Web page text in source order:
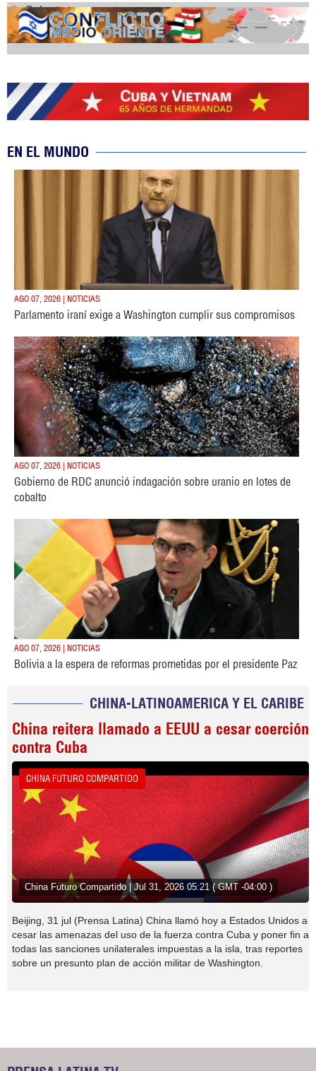
Cobertura
EN EL MUNDO
AGO 07, 2026 | NOTICIAS
Parlamento iraní exige a Washington cumplir sus compromisos
AGO 07, 2026 | NOTICIAS
Gobierno de RDC anunció indagación sobre uranio en lotes de
cobalto
AGO 07, 2026 | NOTICIAS
Bolivia a la espera de reformas prometidas por el presidente Paz
CHINA-LATINOAMERICA Y EL CARIBE
China reitera llamado a EEUU a cesar coerción
contra Cuba
CHINA FUTURO COMPARTIDO
China Futuro Compartido | Jul 31, 2026 05:21 ( GMT -04:00 )
Beijing, 31 jul (Prensa Latina) China llamó hoy a Estados Unidos a
cesar las amenazas del uso de la fuerza contra Cuba y poner fin a
todas las sanciones unilaterales impuestas a la isla, tras reportes
sobre un presunto plan de acción militar de Washington.